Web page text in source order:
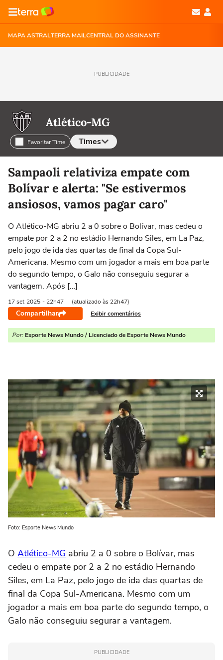
MAPA ASTRALTERRA MAILCENTRAL DO ASSINANTE
PUBLICIDADE
Atlético-MG
Favoritar Time Times
Selecione o time para ver as notícias
Sampaoli relativiza empate com
Bolívar e alerta: "Se estivermos
ansiosos, vamos pagar caro"
O Atlético-MG abriu 2 a 0 sobre o Bolívar, mas cedeu o
empate por 2 a 2 no estádio Hernando Siles, em La Paz,
pelo jogo de ida das quartas de final da Copa Sul-
Americana. Mesmo com um jogador a mais em boa parte
do segundo tempo, o Galo não conseguiu segurar a
vantagem. Após […]
17 set 2025 - 22h47 (atualizado às 22h47)
Compartilhar Exibir comentários
Por: Esporte News Mundo / Licenciado de Esporte News Mundo
Foto: Esporte News Mundo
O Atlético-MG abriu 2 a 0 sobre o Bolívar, mas
cedeu o empate por 2 a 2 no estádio Hernando
Siles, em La Paz, pelo jogo de ida das quartas de
final da Copa Sul-Americana. Mesmo com um
jogador a mais em boa parte do segundo tempo, o
Galo não conseguiu segurar a vantagem.
PUBLICIDADE